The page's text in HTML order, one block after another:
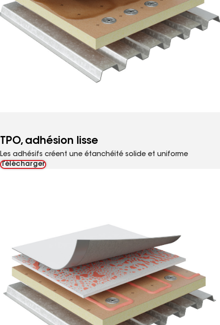
TPO, adhésion lisse
Les adhésifs créent une étanchéité solide et uniforme
Télécharger